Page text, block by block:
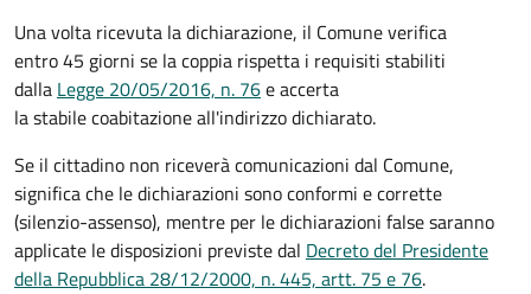
Una volta ricevuta la dichiarazione, il Comune verifica
entro 45 giorni se la coppia rispetta i requisiti stabiliti
dalla Legge 20/05/2016, n. 76e accerta
la stabile coabitazione all'indirizzo dichiarato.
Se il cittadino non riceverà comunicazioni dal Comune,
significa che le dichiarazioni sono conformi e corrette
(silenzio-assenso), mentre per le dichiarazioni false saranno
applicate le disposizioni previste dal Decreto del Presidente
della Repubblica 28/12/2000, n. 445, artt. 75 e 76.